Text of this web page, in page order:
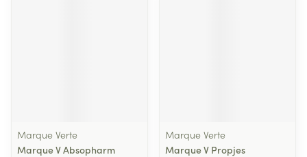
Marque Verte
Marque V Absopharm
Marque Verte
Marque V Propjes